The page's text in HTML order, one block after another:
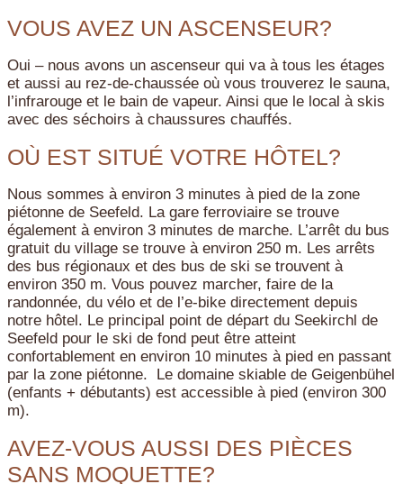
VOUS AVEZ UN ASCENSEUR?
Oui – nous avons un ascenseur qui va à tous les étages
et aussi au rez-de-chaussée où vous trouverez le sauna,
l’infrarouge et le bain de vapeur. Ainsi que le local à skis
avec des séchoirs à chaussures chauffés.
OÙ EST SITUÉ VOTRE HÔTEL?
Nous sommes à environ 3 minutes à pied de la zone
piétonne de Seefeld. La gare ferroviaire se trouve
également à environ 3 minutes de marche. L’arrêt du bus
gratuit du village se trouve à environ 250 m. Les arrêts
des bus régionaux et des bus de ski se trouvent à
environ 350 m. Vous pouvez marcher, faire de la
randonnée, du vélo et de l’e-bike directement depuis
notre hôtel. Le principal point de départ du Seekirchl de
Seefeld pour le ski de fond peut être atteint
confortablement en environ 10 minutes à pied en passant
par la zone piétonne. Le domaine skiable de Geigenbühel
(enfants + débutants) est accessible à pied (environ 300
m).
AVEZ-VOUS AUSSI DES PIÈCES
SANS MOQUETTE?